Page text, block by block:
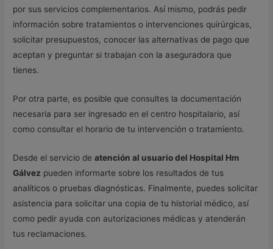
por sus servicios complementarios. Así mismo, podrás pedir
información sobre tratamientos o intervenciones quirúrgicas,
solicitar presupuestos, conocer las alternativas de pago que
aceptan y preguntar si trabajan con la aseguradora que
tienes.
Por otra parte, es posible que consultes la documentación
necesaria para ser ingresado en el centro hospitalario, así
como consultar el horario de tu intervención o tratamiento.
Desde el servicio deatención al usuario del Hospital Hm
Gálvez pueden informarte sobre los resultados de tus
analíticos o pruebas diagnósticas. Finalmente, puedes solicitar
asistencia para solicitar una copia de tu historial médico, así
como pedir ayuda con autorizaciones médicas y atenderán
tus reclamaciones.